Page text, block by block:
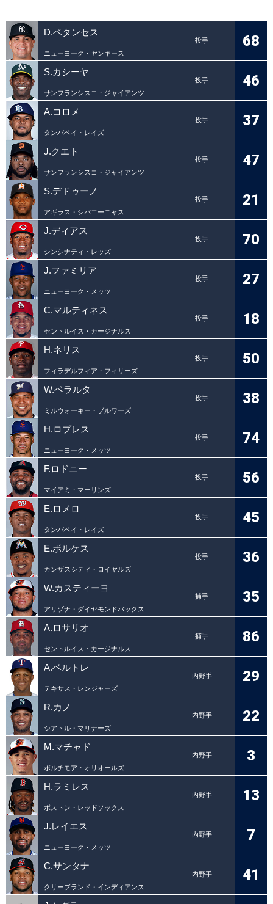
D.ベタンセス
投手
ニューヨーク・ヤンキース
68
S.カシーヤ
投手
サンフランシスコ・ジャイアンツ
46
A.コロメ
投手
タンパベイ・レイズ
37
J.クエト
投手
サンフランシスコ・ジャイアンツ
47
S.デドゥーノ
投手
アギラス・シバエーニャス
21
J.ディアス
投手
シンシナティ・レッズ
70
J.ファミリア
投手
ニューヨーク・メッツ
27
C.マルティネス
投手
セントルイス・カージナルス
18
H.ネリス
投手
フィラデルフィア・フィリーズ
50
W.ペラルタ
投手
ミルウォーキー・ブルワーズ
38
H.ロブレス
投手
ニューヨーク・メッツ
74
F.ロドニー
投手
マイアミ・マーリンズ
56
E.ロメロ
投手
タンパベイ・レイズ
45
E.ボルケス
投手
カンザスシティ・ロイヤルズ
36
W.カスティーヨ
捕手
アリゾナ・ダイヤモンドバックス
35
A.ロサリオ
捕手
セントルイス・カージナルス
86
A.ベルトレ
内野手
テキサス・レンジャーズ
29
R.カノ
内野手
シアトル・マリナーズ
22
M.マチャド
内野手
ボルチモア・オリオールズ
3
H.ラミレス
内野手
ボストン・レッドソックス
13
J.レイエス
内野手
ニューヨーク・メッツ
7
C.サンタナ
内野手
クリーブランド・インディアンス
41